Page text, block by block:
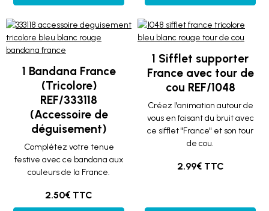
1 Bandana France
(Tricolore)
REF/333118
(Accessoire de
déguisement)
Complétez votre tenue
festive avec ce bandana aux
couleurs de la France.
2.50€ TTC
1 Sifflet supporter
France avec tour de
cou REF/1048
Créez l'animation autour de
vous en faisant du bruit avec
ce sifflet "France" et son tour
de cou.
2.99€ TTC